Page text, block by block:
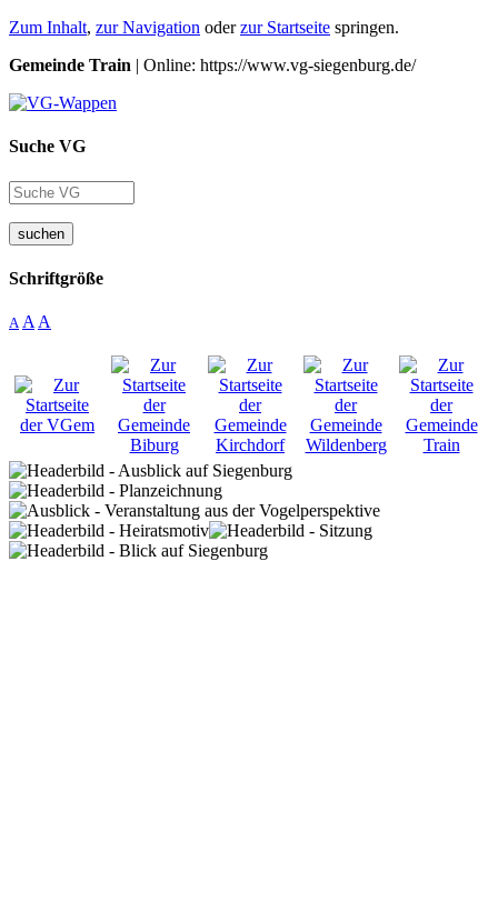
Zum Inhalt, zur Navigation oderzur Startseite springen.
Gemeinde Train | Online: https://www.vg-siegenburg.de/
Suche VG
suchen
Schriftgröße
A A A